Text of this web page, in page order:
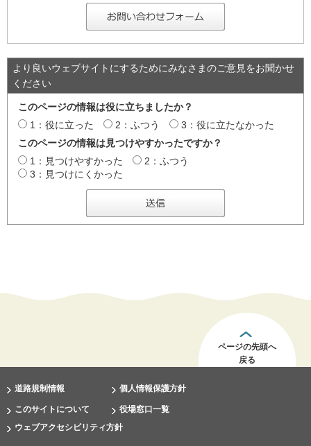
より良いウェブサイトにするためにみなさまのご意見をお聞かせ
ください
このページの情報は役に立ちましたか？
1：役に立った
2：ふつう
3：役に立たなかった
このページの情報は見つけやすかったですか？
1：見つけやすかった
2：ふつう
3：見つけにくかった
ページの先頭へ
戻る
道路規制情報 個人情報保護方針
このサイトについて
役場窓口一覧
ウェブアクセシビリティ方針